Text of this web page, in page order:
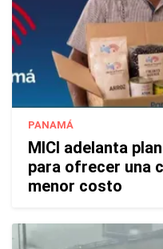
PANAMÁ
MICI adelanta
para ofrecer una
menor costo